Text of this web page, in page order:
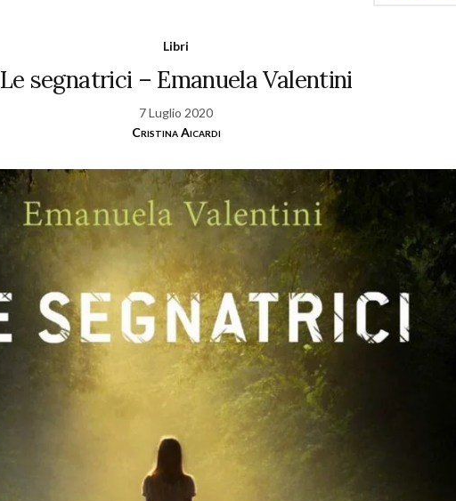
Libri
Le segnatrici – Emanuela Valentini
7 Luglio 2020
Cristina Aicardi